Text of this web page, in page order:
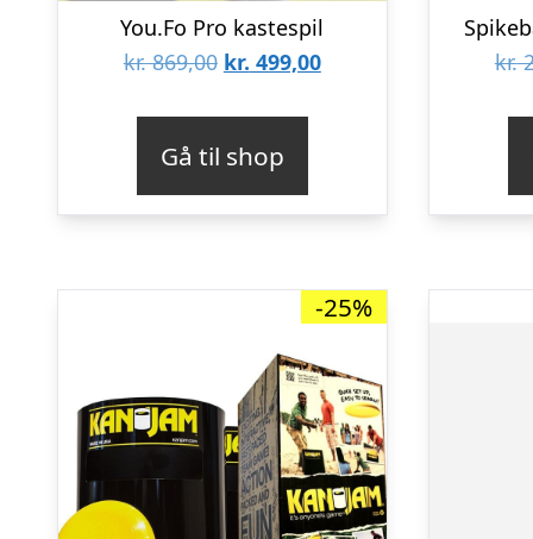
You.Fo Pro kastespil
kr.869,00 Den
var:
kr. 869,00.
kr. 499,00Den
kr. 499,00.
Gå til shop
kr.
-25%